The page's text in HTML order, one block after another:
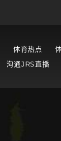
体育热点
沟通JRS直播